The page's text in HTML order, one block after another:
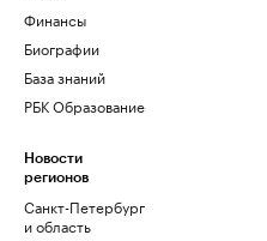
Финансы
Биографии
База знаний
РБК Образование
Новости
регионов
Санкт-Петербург
и область